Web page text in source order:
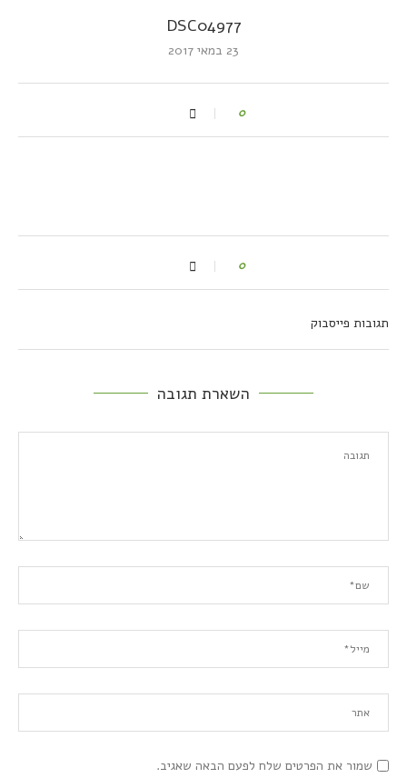
DSC04977
23 במאי 2017
0
0
תגובות פייסבוק
השארת תגובה
שמור את הפרטים שלח לפעם הבאה שאגיב.